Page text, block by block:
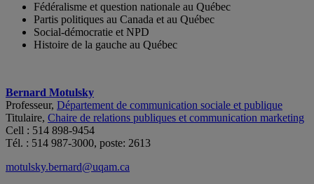
Fédéralisme et question nationale au Québec
Partis politiques au Canada et au Québec
Social-démocratie et NPD
Histoire de la gauche au Québec
Bernard Motulsky
Professeur, Département de communication sociale et publique
Titulaire, Chaire de relations publiques et communication marketing
Cell : 514 898-9454
Tél. : 514 987-3000, poste: 2613
motulsky.bernard@uqam.ca